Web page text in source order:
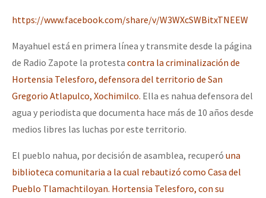
https://www.facebook.com/share/v/W3WXcSWBitxTNEEW
Mayahuel está en primera línea y transmite desde la página
de Radio Zapote la protesta contra la criminalización de
Hortensia Telesforo, defensora del territorio de San
Gregorio Atlapulco, Xochimilco. Ella es nahua defensora del
agua y periodista que documenta hace más de 10 años desde
medios libres las luchas por este territorio.
El pueblo nahua, por decisión de asamblea, recuperó una
biblioteca comunitaria a la cual rebautizó como Casa del
Pueblo Tlamachtiloyan. Hortensia Telesforo, con su